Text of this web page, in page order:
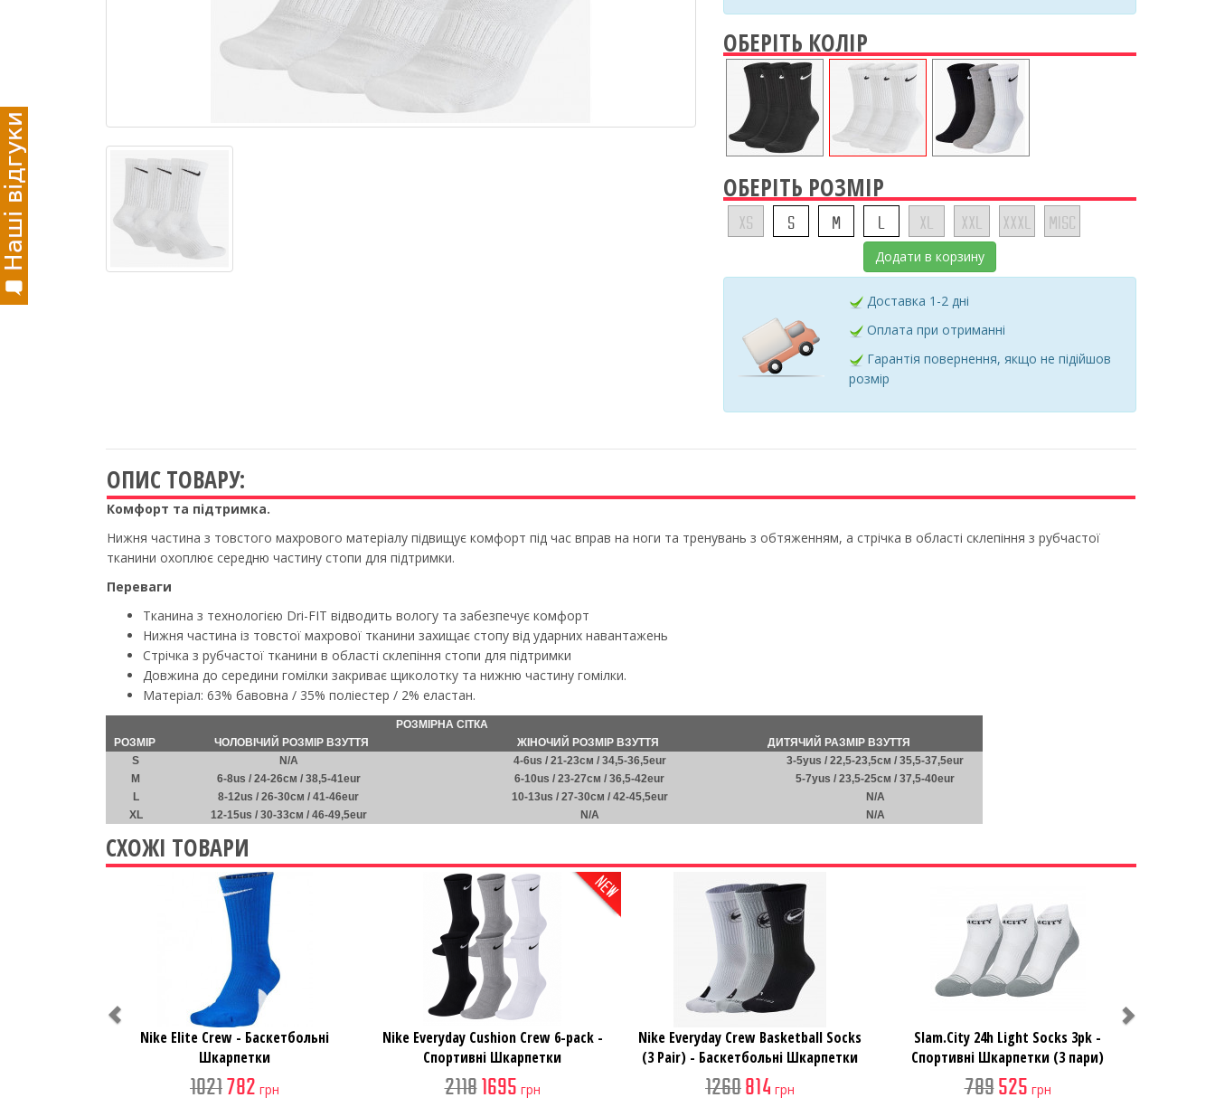
ОБЕРІТЬ КОЛІР
ОБЕРІТЬ РОЗМІР
XS S M L XL XXL XXXL MISC
Додати в корзину
Доставка 1-2 дні
Оплата при отриманні
Гарантія повернення, якщо не підійшов
розмір
ОПИС ТОВАРУ:
Комфорт та підтримка.
Нижня частина з товстого махрового матеріалу підвищує комфорт під час вправ на ноги та тренувань з обтяженням, а стрічка в області склепіння з рубчастої
тканини охоплює середню частину стопи для підтримки.
Переваги
Тканина з технологією Dri-FIT відводить вологу та забезпечує комфорт
Нижня частина із товстої махрової тканини захищає стопу від ударних навантажень
Стрічка з рубчастої тканини в області склепіння стопи для підтримки
Довжина до середини гомілки закриває щиколотку та нижню частину гомілки.
Матеріал: 63% бавовна / 35% поліестер / 2% еластан.
РОЗМІРНА СІТКА
РОЗМІР
ЧОЛОВІЧИЙ РОЗМІР ВЗУТТЯ ЖІНОЧИЙ РОЗМІР ВЗУТТЯ
ДИТЯЧИЙ РАЗМІР ВЗУТТЯ
S
N/A 4-6us / 21-23см / 34,5-36,5eur
3-5yus / 22,5-23,5см / 35,5-37,5eur
M
6-8us / 24-26см / 38,5-41eur 6-10us / 23-27см / 36,5-42eur
5-7yus / 23,5-25см / 37,5-40eur
L
8-12us / 26-30см / 41-46eur 10-13us / 27-30см / 42-45,5eur
N/A
XL
12-15us / 30-33см / 46-49,5eur N/A N/A
СХОЖІ ТОВАРИ
Nike Elite Crew - Баскетбольні
Шкарпетки
1021782 грн
Nike Everyday Cushion Crew 6-pack -
Спортивні Шкарпетки
2118 1695 грн
Nike Everyday Crew Basketball Socks
(3 Pair) - Баскетбольні Шкарпетки
1260814 грн
Slam.City 24h Light Socks 3pk -
Спортивні Шкарпетки (3 пари)
789 525 грн